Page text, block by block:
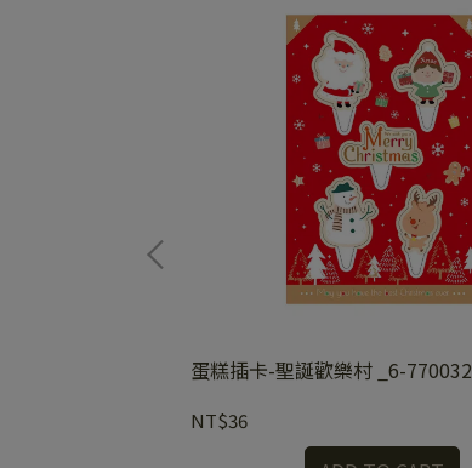
蛋糕插卡-聖誕歡樂村 _6-770032
NT$36